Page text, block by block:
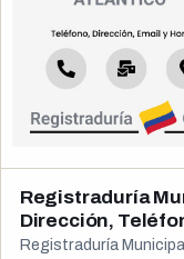
Registraduría
Dirección,
Registraduría